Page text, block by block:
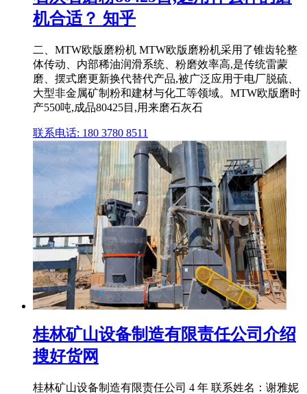
机合适？ 知乎
二、MTW欧版磨粉机 MTW欧版磨粉机采用了锥齿轮整
体传动、内部稀油润滑系统、粉磨效率高,是传统雷蒙
磨、摆式磨更新换代替代产品,被广泛应用于电厂脱硫、
大型非金属矿制粉和建材与化工等领域。MTW欧版磨时
产550吨,成品80425目,用来磨石灰石
联系电话: 180 3780 8511
桂林矿山设备制造有限责任公司介绍
搜好货网
桂林矿山设备制造有限责任公司 4 年 联系姓名：谢雅妮